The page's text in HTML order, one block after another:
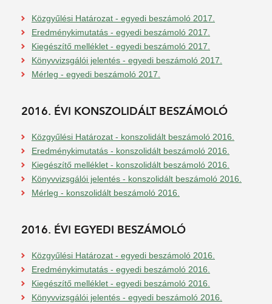
Közgyűlési Határozat - egyedi beszámoló 2017.
Eredménykimutatás - egyedi beszámoló 2017.
Kiegészítő melléklet - egyedi beszámoló 2017.
Könyvvizsgálói jelentés - egyedi beszámoló 2017.
Mérleg - egyedi beszámoló 2017.
2016. ÉVI KONSZOLIDÁLT BESZÁMOLÓ
Közgyűlési Határozat - konszolidált beszámoló 2016.
Eredménykimutatás - konszolidált beszámoló 2016.
Kiegészítő melléklet - konszolidált beszámoló 2016.
Könyvvizsgálói jelentés - konszolidált beszámoló 2016.
Mérleg - konszolidált beszámoló 2016.
2016. ÉVI EGYEDI BESZÁMOLÓ
Közgyűlési Határozat - egyedi beszámoló 2016.
Eredménykimutatás - egyedi beszámoló 2016.
Kiegészítő melléklet - egyedi beszámoló 2016.
Könyvvizsgálói jelentés - egyedi beszámoló 2016.